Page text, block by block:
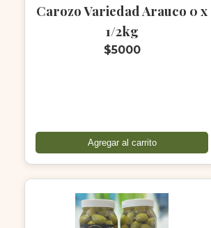
Carozo Variedad Arauco 0 x
1/2kg
$5000
Agregar al carrito